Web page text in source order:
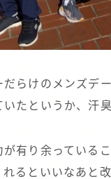
だらけのメンズデ
いたというか、汗
が有り余っている
るといいなあと